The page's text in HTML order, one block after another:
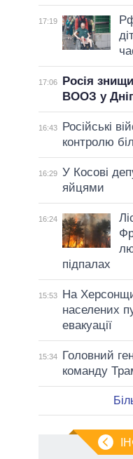
17:19
17:06
Росія
ВООЗ у
16:43
Російські
контролю
16:29 У Косові
яйцями
16:24
підпалах
15:53
На
населених
евакуації
15:34
Головний
команду